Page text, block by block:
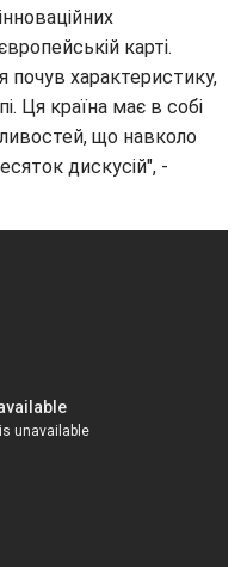
карті.
почув характеристику,
Ця країна має в собі
що навколо
дискусій", -